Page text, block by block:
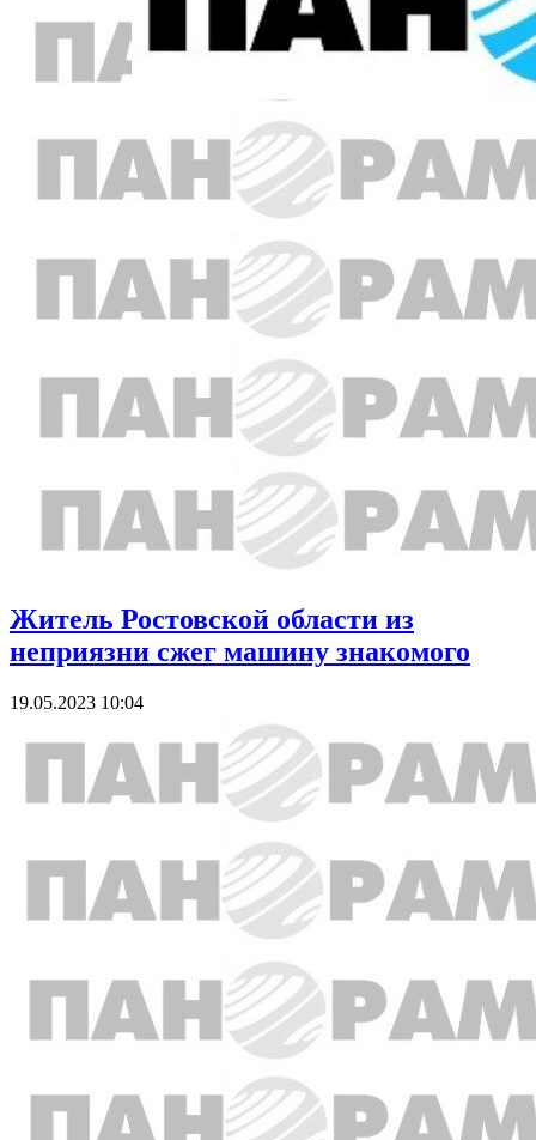
Житель Ростовской области из
неприязни сжег машину знакомого
19.05.2023 10:04